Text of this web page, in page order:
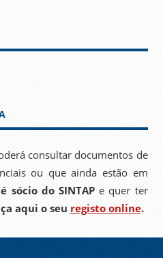
consultar documentos de
ou que ainda estão em
sócio do SINTAPe quer ter
aqui o seu registo online.